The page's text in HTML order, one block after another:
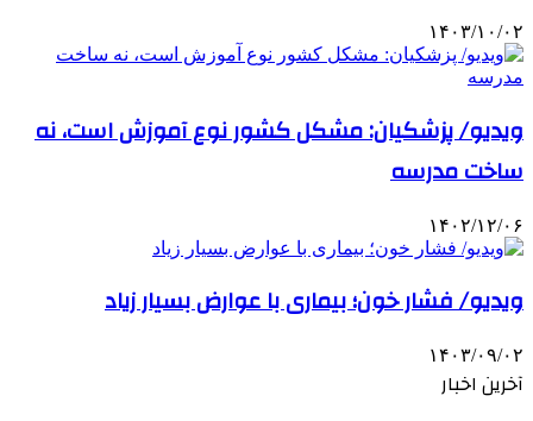
۱۴۰۳/۱۰/۰۲
ویدیو/ پزشکیان: مشکل کشور نوع آموزش است، نه
ساخت مدرسه
۱۴۰۲/۱۲/۰۶
ویدیو/ فشار خون؛ بیماری با عوارض بسیار زیاد
۱۴۰۳/۰۹/۰۲
آخرین اخبار